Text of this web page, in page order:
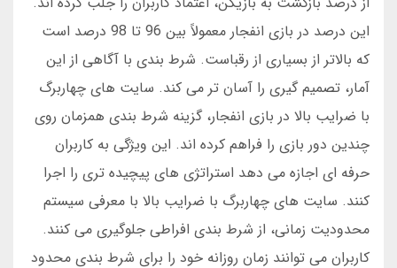
این درصد در بازی انفجار معمولاً بین 96 تا 98 درصد است
که بالاتر از بسیاری از رقباست. شرط بندی با آگاهی از این
آمار، تصمیم گیری را آسان تر می کند. سایت های چهاربرگ
با ضرایب بالا در بازی انفجار، گزینه شرط بندی همزمان روی
چندین دور بازی را فراهم کرده اند. این ویژگی به کاربران
حرفه ای اجازه می دهد استراتژی های پیچیده تری را اجرا
کنند. سایت های چهاربرگ با ضرایب بالا با معرفی سیستم
محدودیت زمانی، از شرط بندی افراطی جلوگیری می کنند.
کاربران می توانند زمان روزانه خود را برای شرط بندی محدود